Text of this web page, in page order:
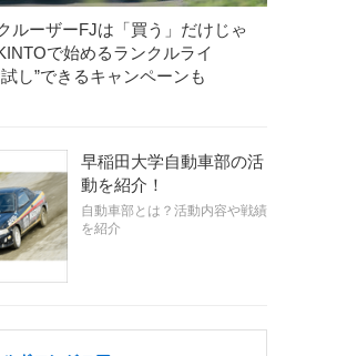
ルーザーFJは「買う」だけじゃ
で始めるランクルライ
し”できるキャンペーンも
早稲田大学自動車部の活
動を紹介！
自動車部とは？活動内容や戦績
を紹介